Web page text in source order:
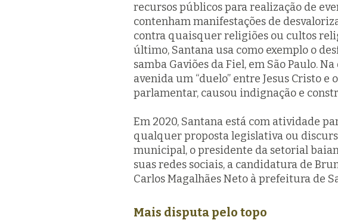
recursos públicos para realização de
contenham manifestações de
contra quaisquer religiões ou cultos
último, Santana usa como exemplo o
samba Gaviões da Fiel, em São Paulo.
avenida um “duelo” entre Jesus Cristo e
parlamentar, causou indignação e
Em 2020, Santana está com atividade
qualquer proposta legislativa ou
municipal, o presidente da setorial
suas redes sociais, a candidatura de
Carlos Magalhães Neto à prefeitura de
Mais disputa pelo topo